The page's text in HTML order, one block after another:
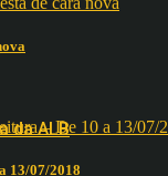
da ALB
13/07/2018